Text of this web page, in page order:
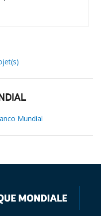
Mundial